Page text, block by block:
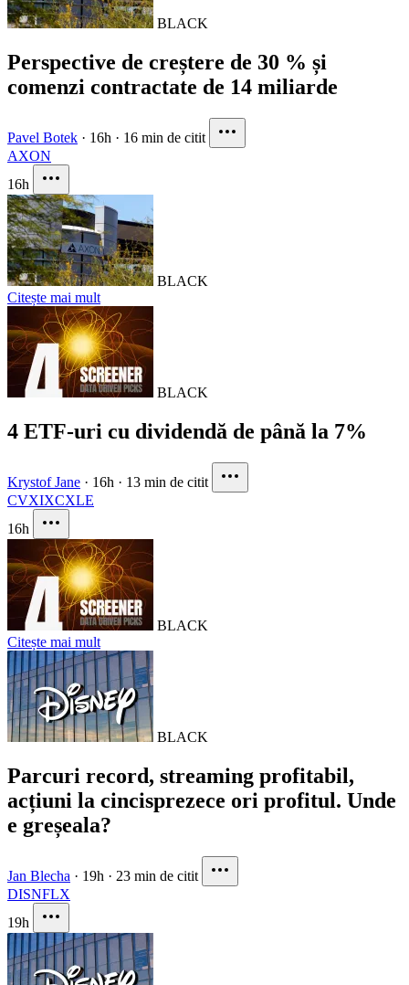
BLACK
Perspective de creștere de 30 % și
comenzi contractate de 14 miliarde
Pavel Botek · 16h · 16 min de citit
AXON
16h
BLACK
Citește mai mult
BLACK
4 ETF-uri cu dividendă de până la 7%
Krystof Jane · 16h · 13 min de citit
CVXIXCXLE
16h
BLACK
Citește mai mult
BLACK
Parcuri record, streaming profitabil,
acțiuni la cincisprezece ori profitul. Unde
e greșeala?
Jan Blecha · 19h · 23 min de citit
DISNFLX
19h